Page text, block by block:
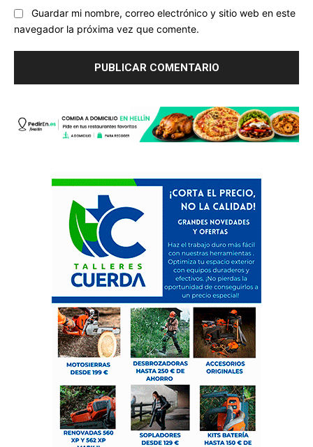
Guardar mi nombre, correo electrónico y sitio web en este
navegador la próxima vez que comente.